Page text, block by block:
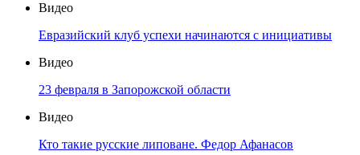
Видео
Евразийский клуб успехи начинаются с инициативы
Видео
23 февраля в Запорожской области
Видео
Кто такие русские липоване. Федор Афанасов